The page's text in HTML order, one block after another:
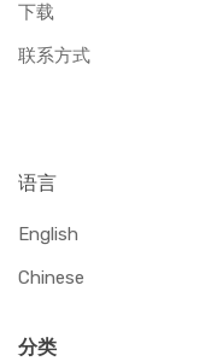
下载
联系方式
语言
English
Chinese
分类